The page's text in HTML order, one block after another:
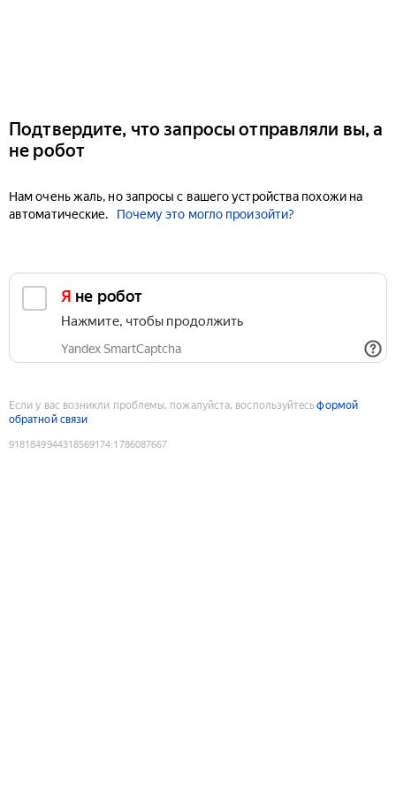
Подтвердите, что запросы отправляли вы, а
не робот
Нам очень жаль, но запросы с вашего устройства похожи на
автоматические.
Почему это могло произойти?
Я не робот
Нажмите, чтобы продолжить
Yandex SmartCaptcha
Если у вас возникли проблемы, пожалуйста, воспользуйтесьформой
обратной связи
9181849944318569174:1786087667